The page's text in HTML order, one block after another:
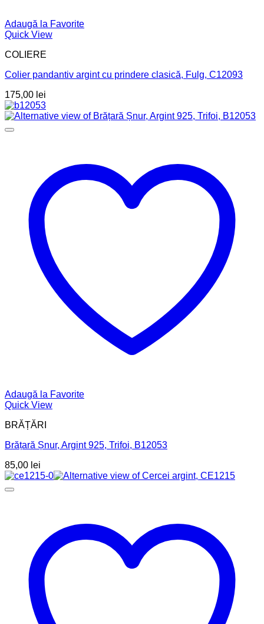
Adaugă la Favorite
Quick View
COLIERE
Colier pandantiv argint cu prindere clasică, Fulg, C12093
175,00 lei
Adaugă la Favorite
Quick View
BRĂȚĂRI
Brățară Șnur, Argint 925, Trifoi, B12053
85,00 lei